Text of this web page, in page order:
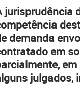
jurisprudência
demanda
em
julgados,